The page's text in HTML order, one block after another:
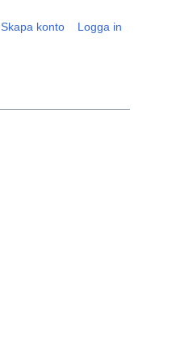
Skapa konto Logga in